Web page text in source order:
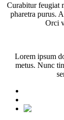
Curabitur feugiat
pharetra purus.
Orci
Lorem ipsum
metus. Nunc